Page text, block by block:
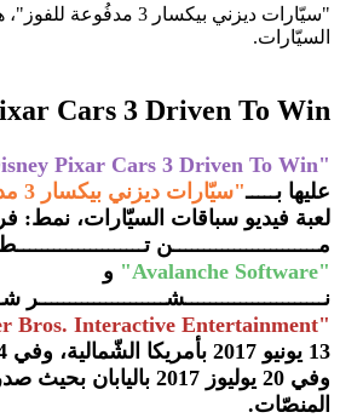
"سيّارات ديزني بيكسار 3
السيّارات.
Cars 3 Driven To Win
"Disney Pixar Cars 3 Driven To Win"،
عليها بـــــ"سيّارات ديزني بيكسار 3 مدفُوعة للفوز"،
لعبة فيديو سباقات السيّارات، نمط:
مــــــــــــــــــــــــن
"Avalanche Software
" و
نـــــــــــــــــــــــشـــــــــــــــــــــر
"Warner Bros. Interactive Entertainment"،
وفي 20 يوليوز 2017
المنصّات.